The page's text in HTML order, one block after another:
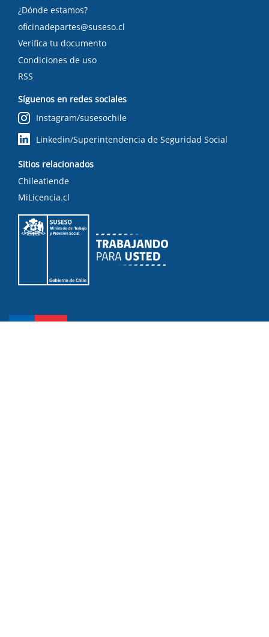
¿Dónde estamos?
oficinadepartes@suseso.cl
Verifica tu documento
Condiciones de uso
RSS
Síguenos en redes sociales
Instagram/susesochile
Linkedin/Superintendencia de Seguridad Social
Sitios relacionados
Chileatiende
MiLicencia.cl